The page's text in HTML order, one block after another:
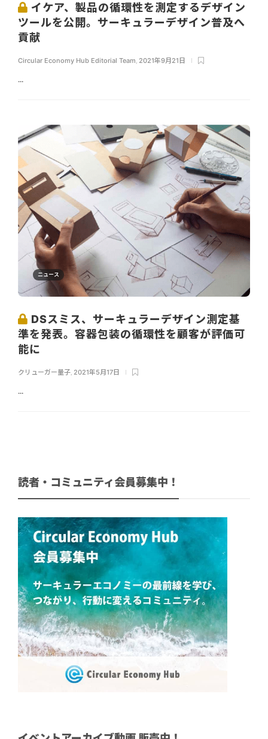
イケア、製品の循環性を測定するデザイン
ツールを公開。サーキュラーデザイン普及へ
貢献
Circular Economy Hub Editorial Team, 2021年9月21日
...
ニュース
DSスミス、サーキュラーデザイン測定基
準を発表。容器包装の循環性を顧客が評価可
能に
クリューガー量子, 2021年5月17日
...
読者・コミュニティ会員募集中！